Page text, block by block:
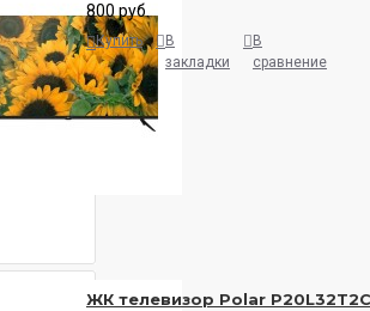
800 руб.
Купить
В
закладки
В
сравнение
ЖК телевизор Polar P20L32T2C